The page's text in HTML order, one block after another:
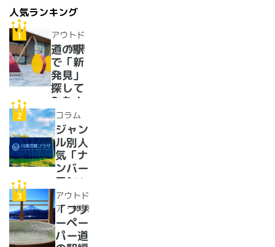
開設い
たしま
した！
人気ランキング
アウトド
ア・体験
道の駅
で「新
発見」
探して
みた！
イベン
トに巨
大グル
メ、ご
当地ス
イーツ
まで
【2024
年最新
情報】
コラム
ジャン
ル別人
気「ナ
ンバー
ワン」
道の駅
紹介。
フリー
ペーパ
アウトド
ア・体験
「フリ
ーペー
パー道